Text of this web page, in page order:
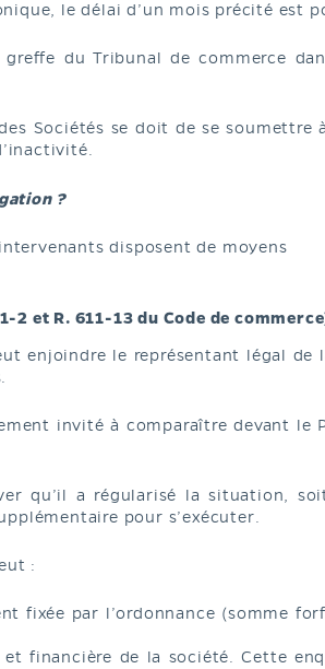
le délai d’un mois précité est
du Tribunal de commerce
Sociétés se doit de se
?
disposent de moyens
2 et R. 611-13 du Code de
enjoindre le représentant légal de
invité à comparaître devant le
qu’il a régularisé la situation,
pour s’exécuter.
:
fixée par l’ordonnance (somme
financière de la société. Cette